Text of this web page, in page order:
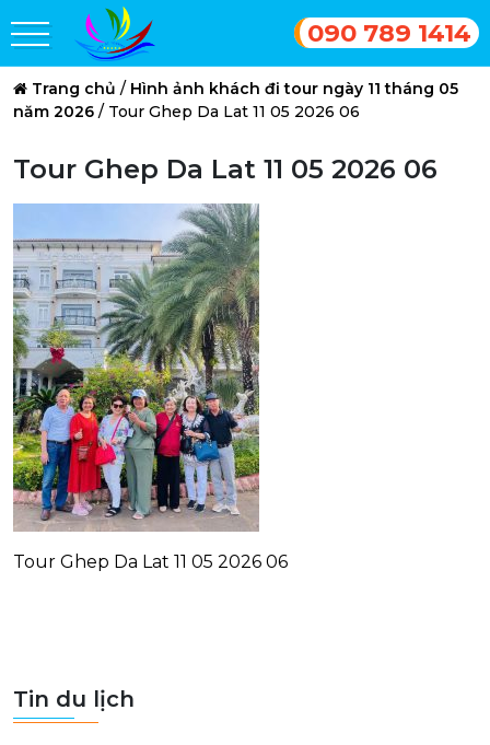
090 789 1414
Trang chủ / Hình ảnh khách đi tour ngày 11 tháng 05
năm 2026 / Tour Ghep Da Lat 11 05 2026 06
Tour Ghep Da Lat 11 05 2026 06
Tour Ghep Da Lat 11 05 2026 06
Tin du lịch